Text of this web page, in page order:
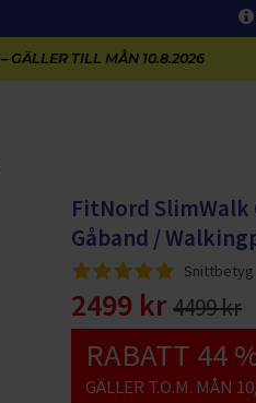
GÄLLER TILL MÅN 10.8.2026
FitNord
Gåband /
Snittbetyg
2499 kr4499 kr
RABATT 44
GÄLLER T.O.M. MÅN